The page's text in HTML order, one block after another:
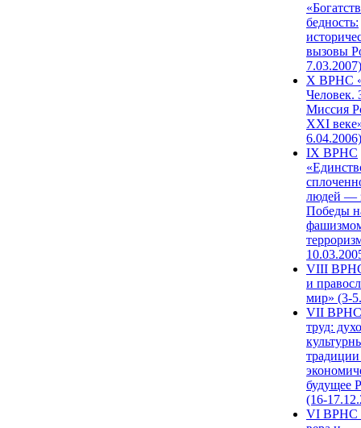
бедность:
вызовы
7.03.2007)
X ВРНС
Человек.
Миссия
XXI
6.04.2006)
IX ВРНС
людей —
Победы
VIII
и
мир» (3-
VII ВРНС
труд:
будущее
(16-
VI ВРНС